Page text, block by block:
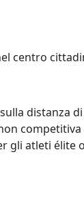
centro
distanza
atleti élite